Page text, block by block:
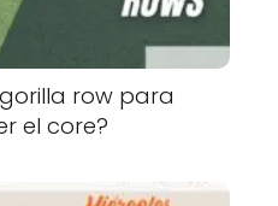
row para
el core?